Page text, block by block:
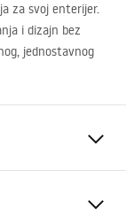
za svoj enterijer.
i dizajn bez
jednostavnog